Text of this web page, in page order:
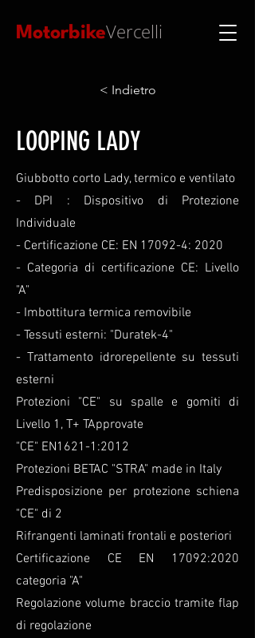
MotorbikeVercelli
< Indietro
LOOPING LADY
Giubbotto corto Lady, termico e ventilato
- DPI : Dispositivo di Protezione
Individuale
- Certificazione CE: EN 17092-4: 2020
- Categoria di certificazione CE: Livello
"A"
- Imbottitura termica removibile
- Tessuti esterni: "Duratek-4"
- Trattamento idrorepellente su tessuti
esterni
Protezioni "CE" su spalle e gomiti di
Livello 1, T+ TApprovate
"CE" EN1621-1:2012
Protezioni BETAC "STRA" made in Italy
Predisposizione per protezione schiena
"CE" di 2
Rifrangenti laminati frontali e posteriori
Certificazione CE EN 17092:2020
categoria "A"
Regolazione volume braccio tramite flap
di regolazione